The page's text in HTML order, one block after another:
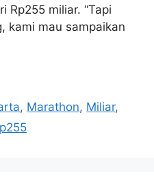
Rp255 miliar. “Tapi
kami mau sampaikan
, Marathon, Miliar,